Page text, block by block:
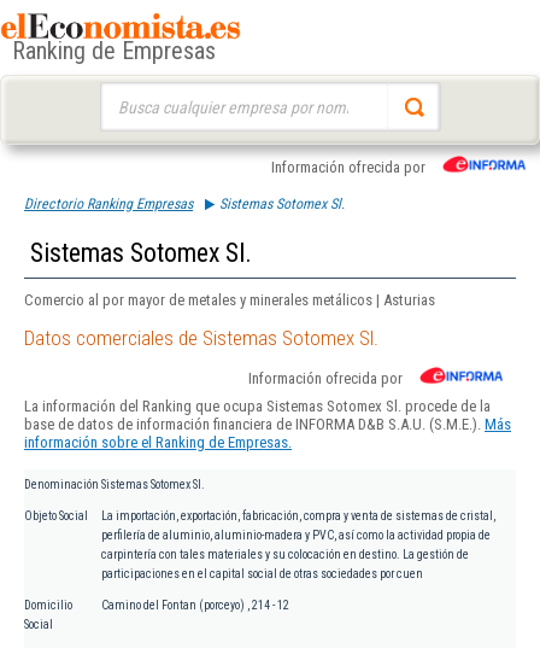
Ranking de Empresas
Información ofrecida por
Directorio Ranking Empresas Sistemas Sotomex Sl.
Sistemas Sotomex Sl.
Comercio al por mayor de metales y minerales metálicos | Asturias
Datos comerciales de Sistemas Sotomex Sl.
Información ofrecida por
La información del Ranking que ocupa Sistemas Sotomex Sl. procede de la
base de datos de información financiera de INFORMA D&B S.A.U. (S.M.E.). Más
información sobre el Ranking de Empresas.
Denominación Sistemas Sotomex Sl.
Objeto Social
La importación, exportación, fabricación, compra y venta de sistemas de cristal,
perfilería de aluminio, aluminio-madera y PVC, así como la actividad propia de
carpintería con tales materiales y su colocación en destino. La gestión de
participaciones en el capital social de otras sociedades por cuen
Domicilio
Social
Camino del Fontan (porceyo) , 214 - 12